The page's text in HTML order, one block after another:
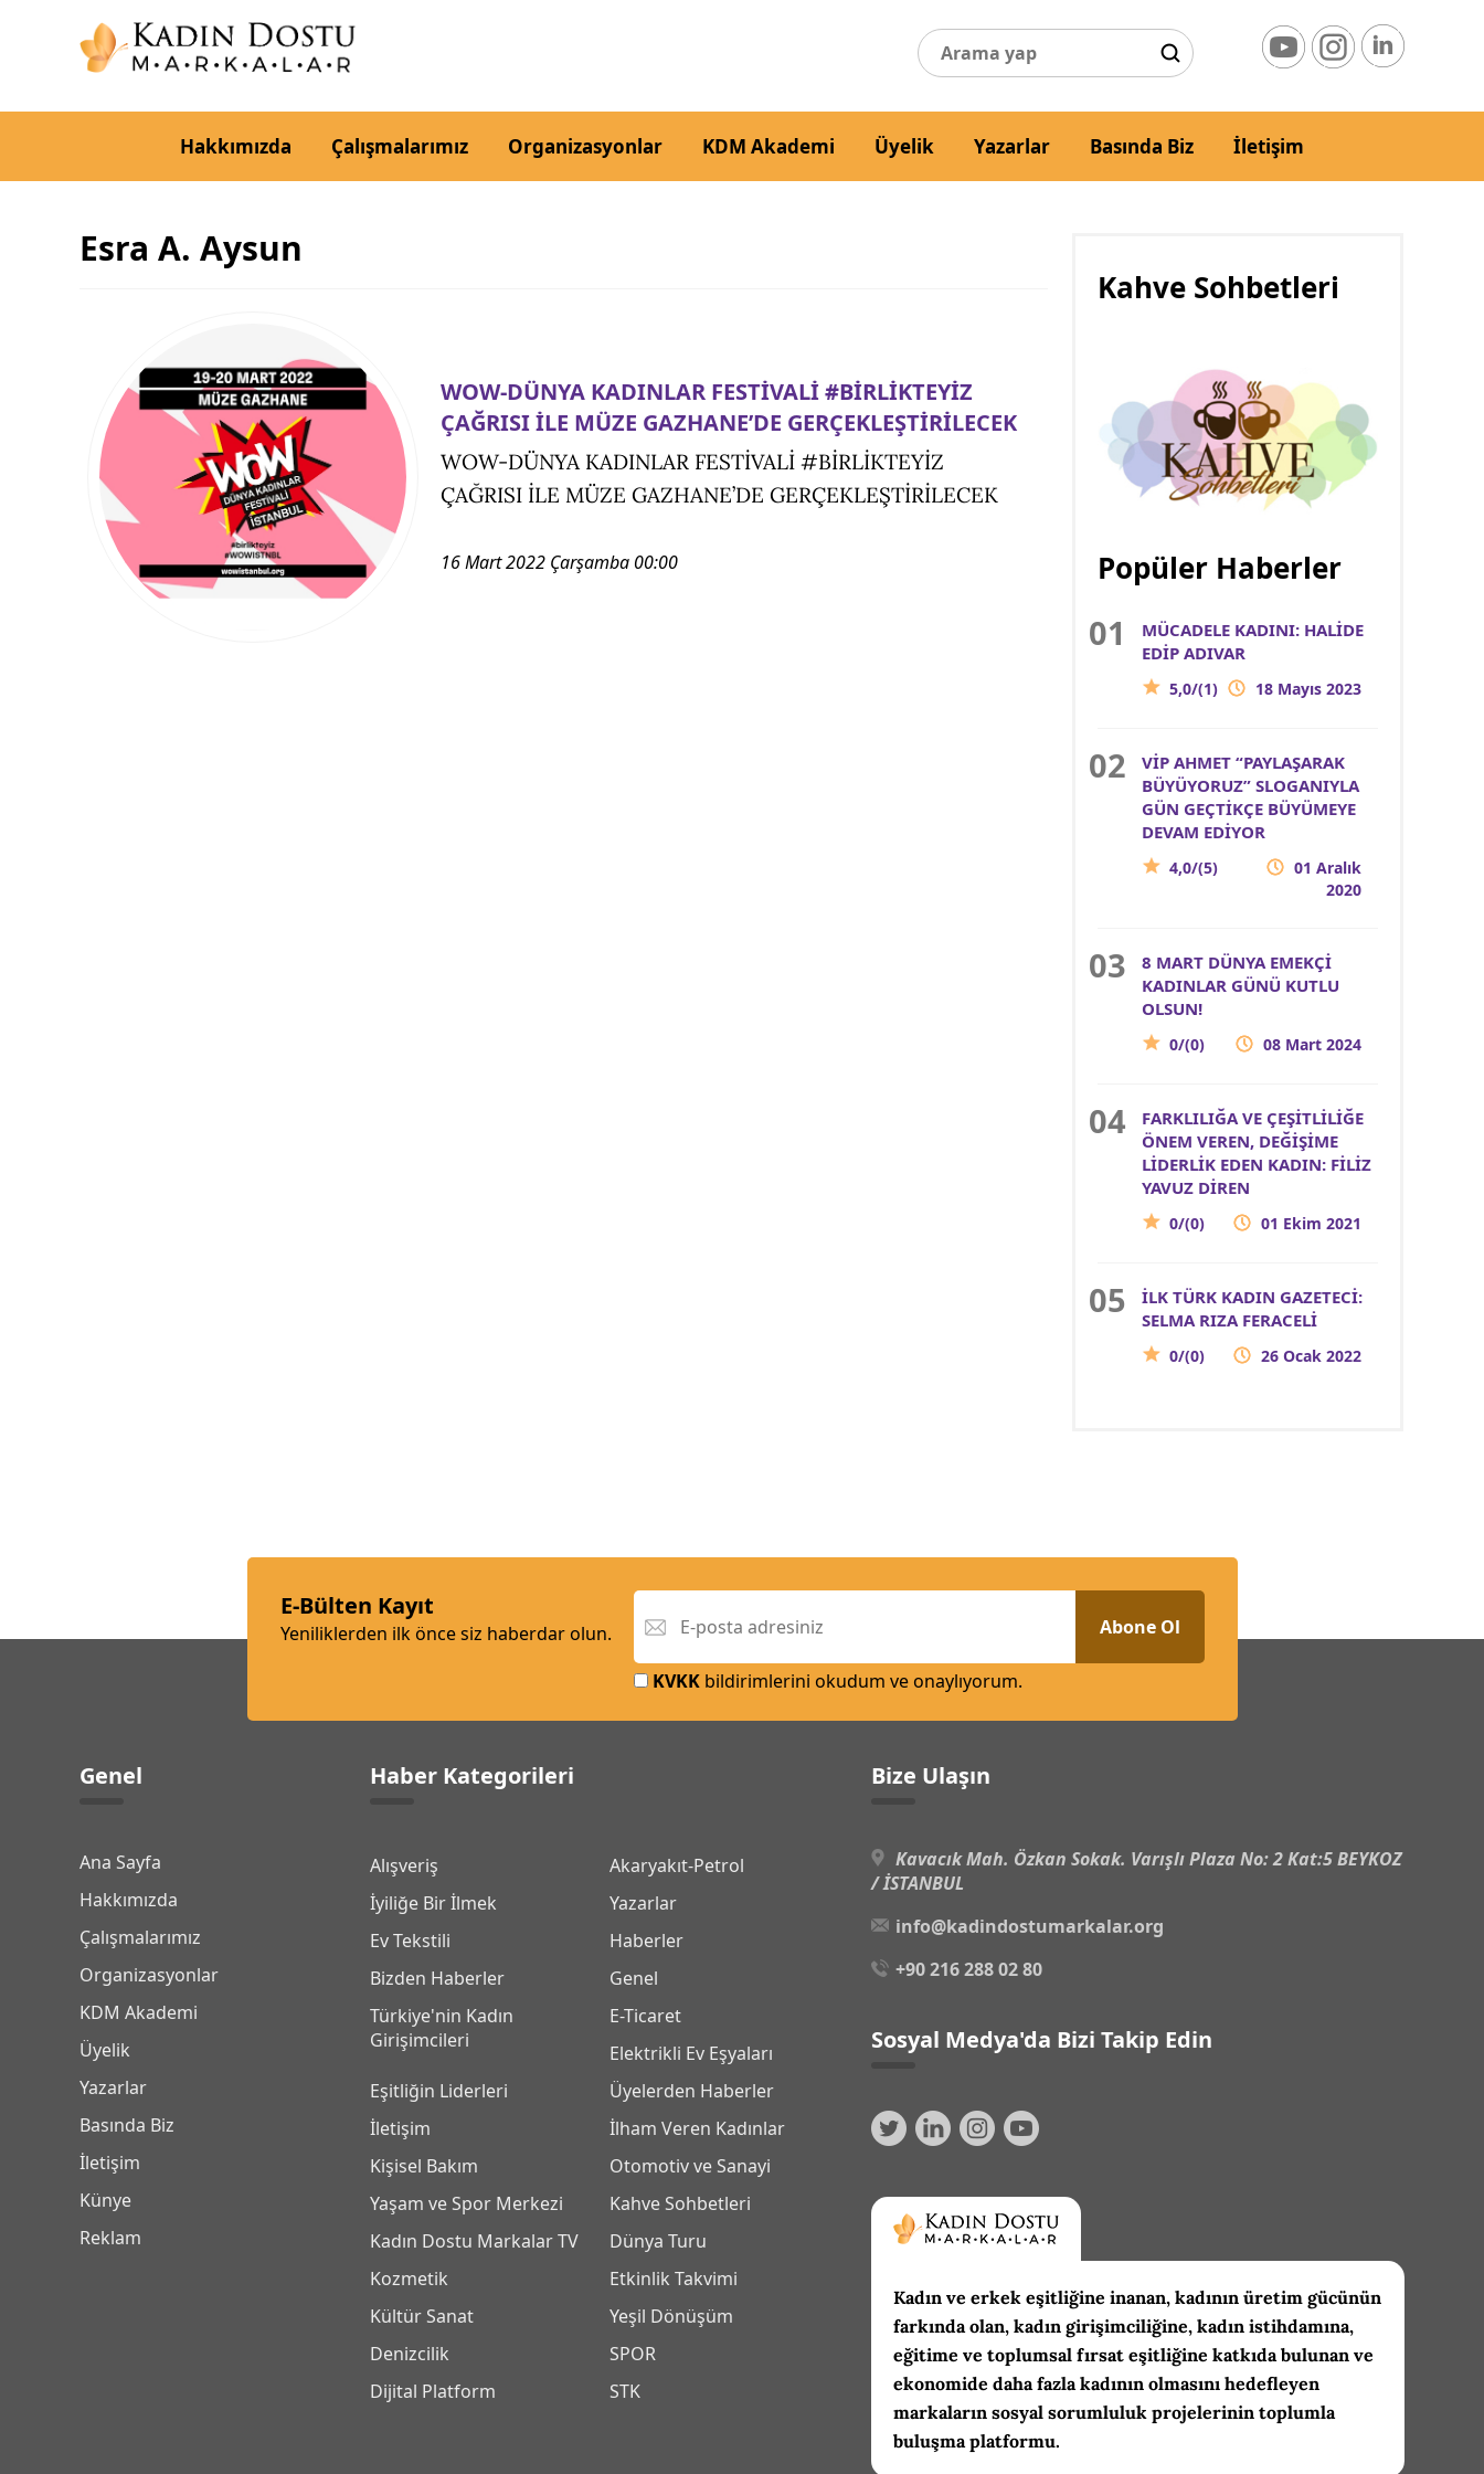
Hakkımızda Çalışmalarımız Organizasyonlar KDM Akademi Üyelik Yazarlar Basında Biz İletişim
Esra A. Aysun
WOW-DÜNYA KADINLAR FESTİVALİ #BİRLİKTEYİZ
ÇAĞRISI İLE MÜZE GAZHANE’DE GERÇEKLEŞTİRİLECEK
WOW-DÜNYA KADINLAR FESTİVALİ #BİRLİKTEYİZ
ÇAĞRISI İLE MÜZE GAZHANE’DE GERÇEKLEŞTİRİLECEK
16 Mart 2022 Çarşamba 00:00
Kahve Sohbetleri
Popüler Haberler
MÜCADELE KADINI: HALİDE
EDİP ADIVAR
5,0/(1) 18 Mayıs 2023
VİP AHMET “PAYLAŞARAK
BÜYÜYORUZ” SLOGANIYLA
GÜN GEÇTİKÇE BÜYÜMEYE
DEVAM EDİYOR
4,0/(5)
01 Aralık
2020
8 MART DÜNYA EMEKÇİ
KADINLAR GÜNÜ KUTLU
OLSUN!
0/(0) 08 Mart 2024
FARKLILIĞA VE ÇEŞİTLİLİĞE
ÖNEM VEREN, DEĞİŞİME
LİDERLİK EDEN KADIN: FİLİZ
YAVUZ DİREN
0/(0) 01 Ekim 2021
İLK TÜRK KADIN GAZETECİ:
SELMA RIZA FERACELİ
0/(0) 26 Ocak 2022
E-Bülten Kayıt
Yeniliklerden ilk önce siz haberdar olun. Abone Ol
KVKKbildirimlerini okudum ve onaylıyorum.
Genel
Ana Sayfa
Hakkımızda
Çalışmalarımız
Organizasyonlar
KDM Akademi
Üyelik
Yazarlar
Basında Biz
İletişim
Künye
Reklam
Haber Kategorileri
Alışveriş
Akaryakıt-Petrol
İyiliğe Bir İlmek
Yazarlar
Ev Tekstili
Haberler
Bizden Haberler
Genel
Türkiye'nin Kadın
Girişimcileri
E-Ticaret
Elektrikli Ev Eşyaları
Eşitliğin Liderleri
Üyelerden Haberler
İletişim
İlham Veren Kadınlar
Kişisel Bakım
Otomotiv ve Sanayi
Yaşam ve Spor Merkezi
Kahve Sohbetleri
Kadın Dostu Markalar TV
Dünya Turu
Kozmetik
Etkinlik Takvimi
Kültür Sanat
Yeşil Dönüşüm
Denizcilik
SPOR
Dijital Platform
STK
Bize Ulaşın
Kavacık Mah. Özkan Sokak. Varışlı Plaza No: 2 Kat:5 BEYKOZ
/ İSTANBUL
info@kadindostumarkalar.org
+90 216 288 02 80
Sosyal Medya'da Bizi Takip Edin
Kadın ve erkek eşitliğine inanan, kadının üretim gücünün
farkında olan, kadın girişimciliğine, kadın istihdamına,
eğitime ve toplumsal fırsat eşitliğine katkıda bulunan ve
ekonomide daha fazla kadının olmasını hedefleyen
markaların sosyal sorumluluk projelerinin toplumla
buluşma platformu.